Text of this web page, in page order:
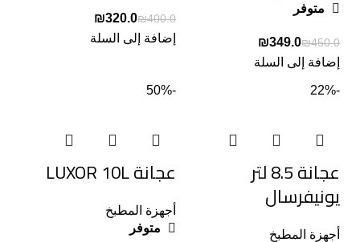
متوفر
₪450.0
₪349.0
إضافة إلى السلة
₪400.0
₪320.0
إضافة إلى السلة
-22%
عجانة 8.5 لتر
يونيفرسال
أجهزة المطبخ
-50%
عجانة LUXOR 10L
أجهزة المطبخ
متوفر